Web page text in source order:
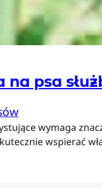
psa
wymaga
wspierać